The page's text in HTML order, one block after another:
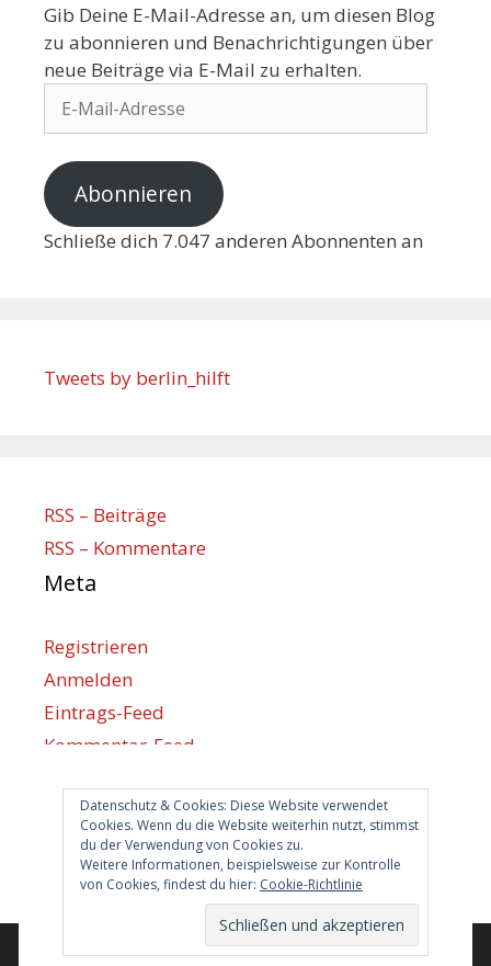
Gib Deine E-Mail-Adresse an, um diesen Blog
zu abonnieren und Benachrichtigungen über
neue Beiträge via E-Mail zu erhalten.
Abonnieren
Schließe dich 7.047 anderen Abonnenten an
Datenschutz & Cookies: Diese Website verwendet
Cookies. Wenn du die Website weiterhin nutzt, stimmst
du der Verwendung von Cookies zu.
Weitere Informationen, beispielsweise zur Kontrolle
von Cookies, findest du hier: Cookie-Richtlinie
Tweets by berlin_hilft
RSS – Beiträge
RSS – Kommentare
Meta
Registrieren
Anmelden
Eintrags-Feed
Kommentar-Feed
Berlin hilft
info@berlin-hilft.com
© 2026 Berlin hilft!• Erstellt mitGeneratePress